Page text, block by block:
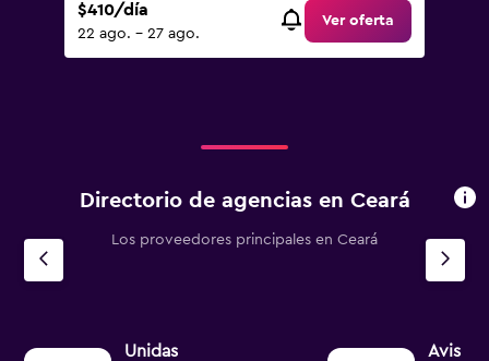
$410/día
22 ago. - 27 ago.
Ver oferta
Directorio de agencias en Ceará
Los proveedores principales en Ceará
Unidas Avis